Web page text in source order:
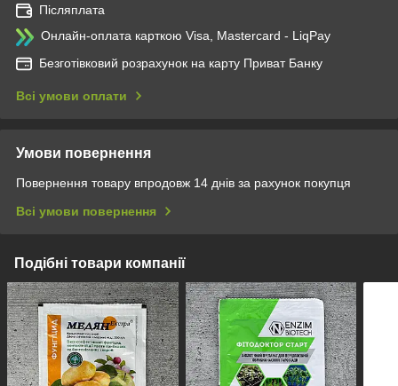
Післяплата
Онлайн-оплата карткою Visa, Mastercard - LiqPay
Безготівковий розрахунок на карту Приват Банку
Всі умови оплати
Умови повернення
Повернення товару впродовж 14 днів за рахунок покупця
Всі умови повернення
Подібні товари компанії